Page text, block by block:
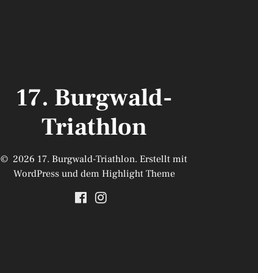
17. Burgwald-
Triathlon
© 2026 17. Burgwald-Triathlon. Erstellt mit
WordPress und dem Highlight Theme